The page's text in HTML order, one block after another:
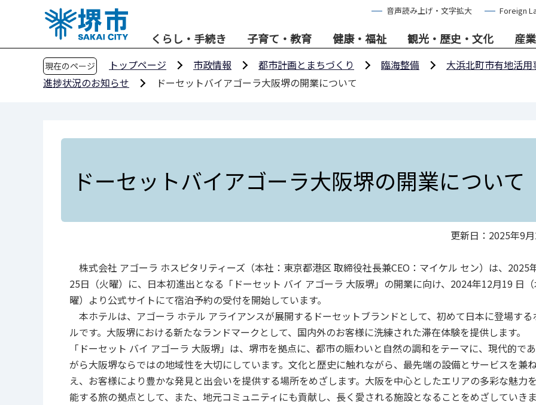
音声読み上げ・文字拡大 Foreign
くらし・手続き 子育て・教育 健康・福祉 観光・歴史・文化 産
現在のページ トップページ 市政情報 都市計画とまちづくり 臨海整備
大浜北町市有地活用
進捗状況のお知らせ
ドーセットバイアゴーラ大阪堺の開業について
ドーセットバイアゴーラ大阪堺の開業について
更新日：2025年9
株式会社 アゴーラ ホスピタリティーズ（本社：東京都港区 取締役社長兼CEO：マイケル セン）は、2025
25日（火曜）に、日本初進出となる「ドーセット バイ アゴーラ 大阪堺」の開業に向け、2024年12月19 日
曜）より公式サイトにて宿泊予約の受付を開始しています。
本ホテルは、アゴーラ ホテル アライアンスが展開するドーセットブランドとして、初めて日本に登場する
ルです。大阪堺における新たなランドマークとして、国内外のお客様に洗練された滞在体験を提供します。
「ドーセット バイ アゴーラ 大阪堺」は、堺市を拠点に、都市の賑わいと自然の調和をテーマに、現代的で
がら大阪堺ならではの地域性を大切にしています。文化と歴史に触れながら、最先端の設備とサービスを兼
え、お客様により豊かな発見と出会いを提供する場所をめざします。大阪を中心としたエリアの多彩な魅力
能する旅の拠点として、また、地元コミュニティにも貢献し、長く愛される施設となることをめざしていき